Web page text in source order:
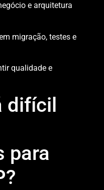
e arquitetura
migração, testes e
qualidade e
difícil
para